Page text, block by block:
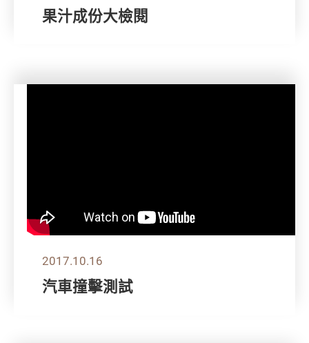
果汁成份大檢閱
2017.10.16
汽車撞擊測試